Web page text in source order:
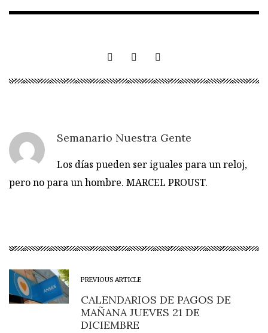
Semanario Nuestra Gente
Los días pueden ser iguales para un reloj,
pero no para un hombre. MARCEL PROUST.
PREVIOUS ARTICLE
CALENDARIOS DE PAGOS DE
MAÑANA JUEVES 21 DE
DICIEMBRE